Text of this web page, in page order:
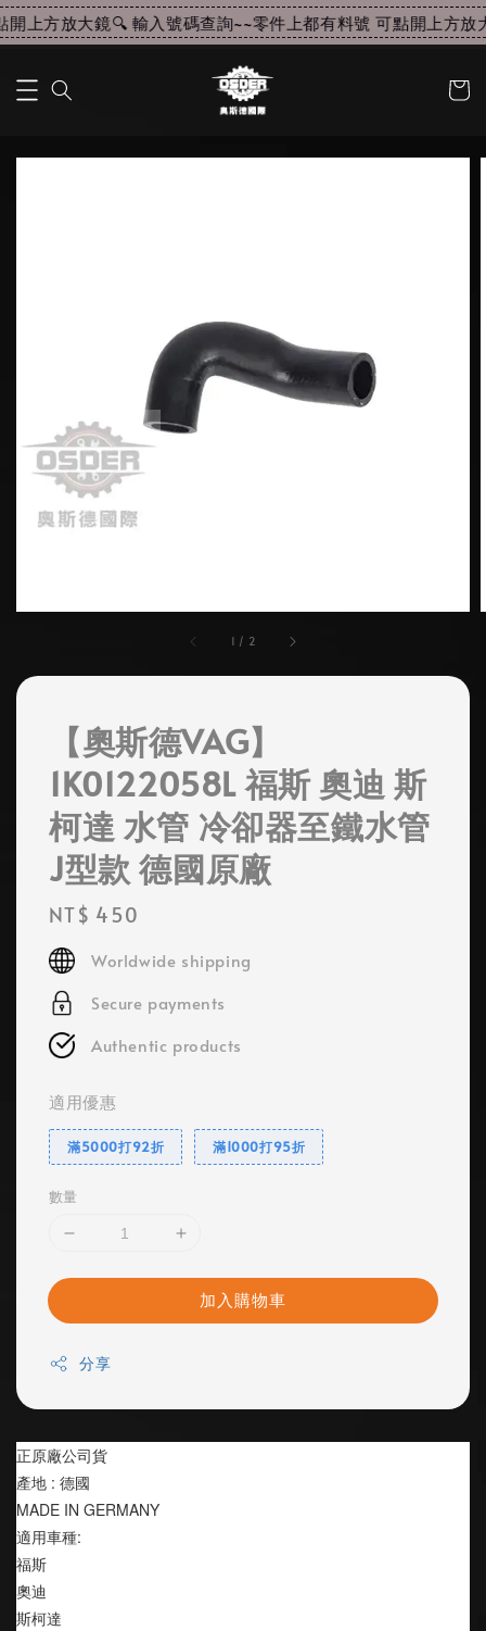
上方放大鏡🔍 輸入號碼查詢~~零件上都有料號 可點開上方放
1 / 2
【奧斯德VAG】
1K0122058L 福斯 奧迪 斯
柯達 水管 冷卻器至鐵水管
J型款 德國原廠
Regular
price
NT$ 450
Worldwide shipping
Secure payments
Authentic products
適用優惠
滿5000打92折 滿1000打95折
數量
加入購物車
分享
正原廠公司貨
產地 : 德國
MADE IN GERMANY
適用車種:
福斯
奧迪
斯柯達